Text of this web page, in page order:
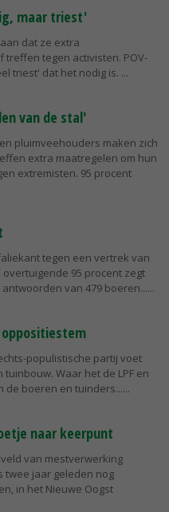
maar triest'
dat ze extra
tegen activisten. POV-
triest' dat het nodig is.
van de stal'
pluimveehouders maken zich
extra maatregelen om hun
extremisten. 95 procent
tegen een vertrek van
95 procent zegt
van 479 boeren...
populistische partij voet
Waar het de LPF en
de boeren en tuinders...
naar keerpunt
van mestverwerking
twee jaar geleden nog
in het Nieuwe Oogst